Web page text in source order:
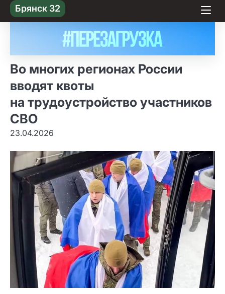
Skip
to content
Брянск 32
Во многих регионах России
вводят квоты
на трудоустройство участников
СВО
23.04.2026